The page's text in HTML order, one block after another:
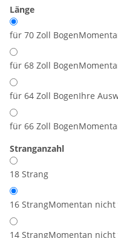
Länge
für 70 Zoll Bogen
für 68 Zoll Bogen
für 64 Zoll BogenIhre
für 66 Zoll Bogen
Stranganzahl
18 Strang
16 StrangMomentan
14 StrangMomentan